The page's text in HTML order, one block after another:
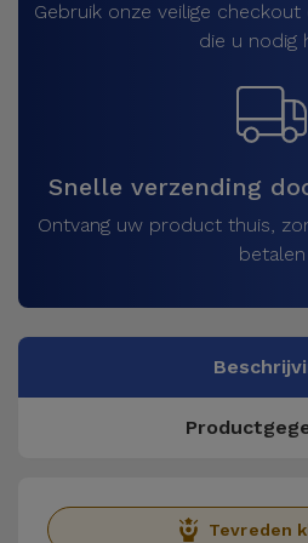
Gebruik onze veilige
die u nodig
Snelle verzending
Ontvang uw product thuis,
betalen
Tevreden